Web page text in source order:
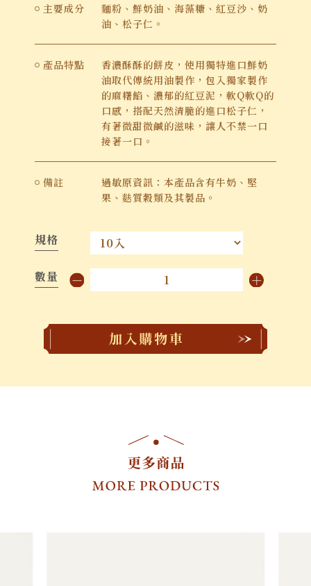
主要成分
麵粉、鮮奶油、海藻糖、紅豆沙、奶
油、松子仁。
產品特點
香濃酥酥的餅皮，使用獨特進口鮮奶
油取代傳統用油製作，包入獨家製作
的麻糬餡、濃郁的紅豆泥，軟Q軟Q的
口感，搭配天然清脆的進口松子仁，
有著微甜微鹹的滋味，讓人不禁一口
接著一口。
備註
過敏原資訊：本產品含有牛奶、堅
果、麩質穀類及其製品。
規格
數量